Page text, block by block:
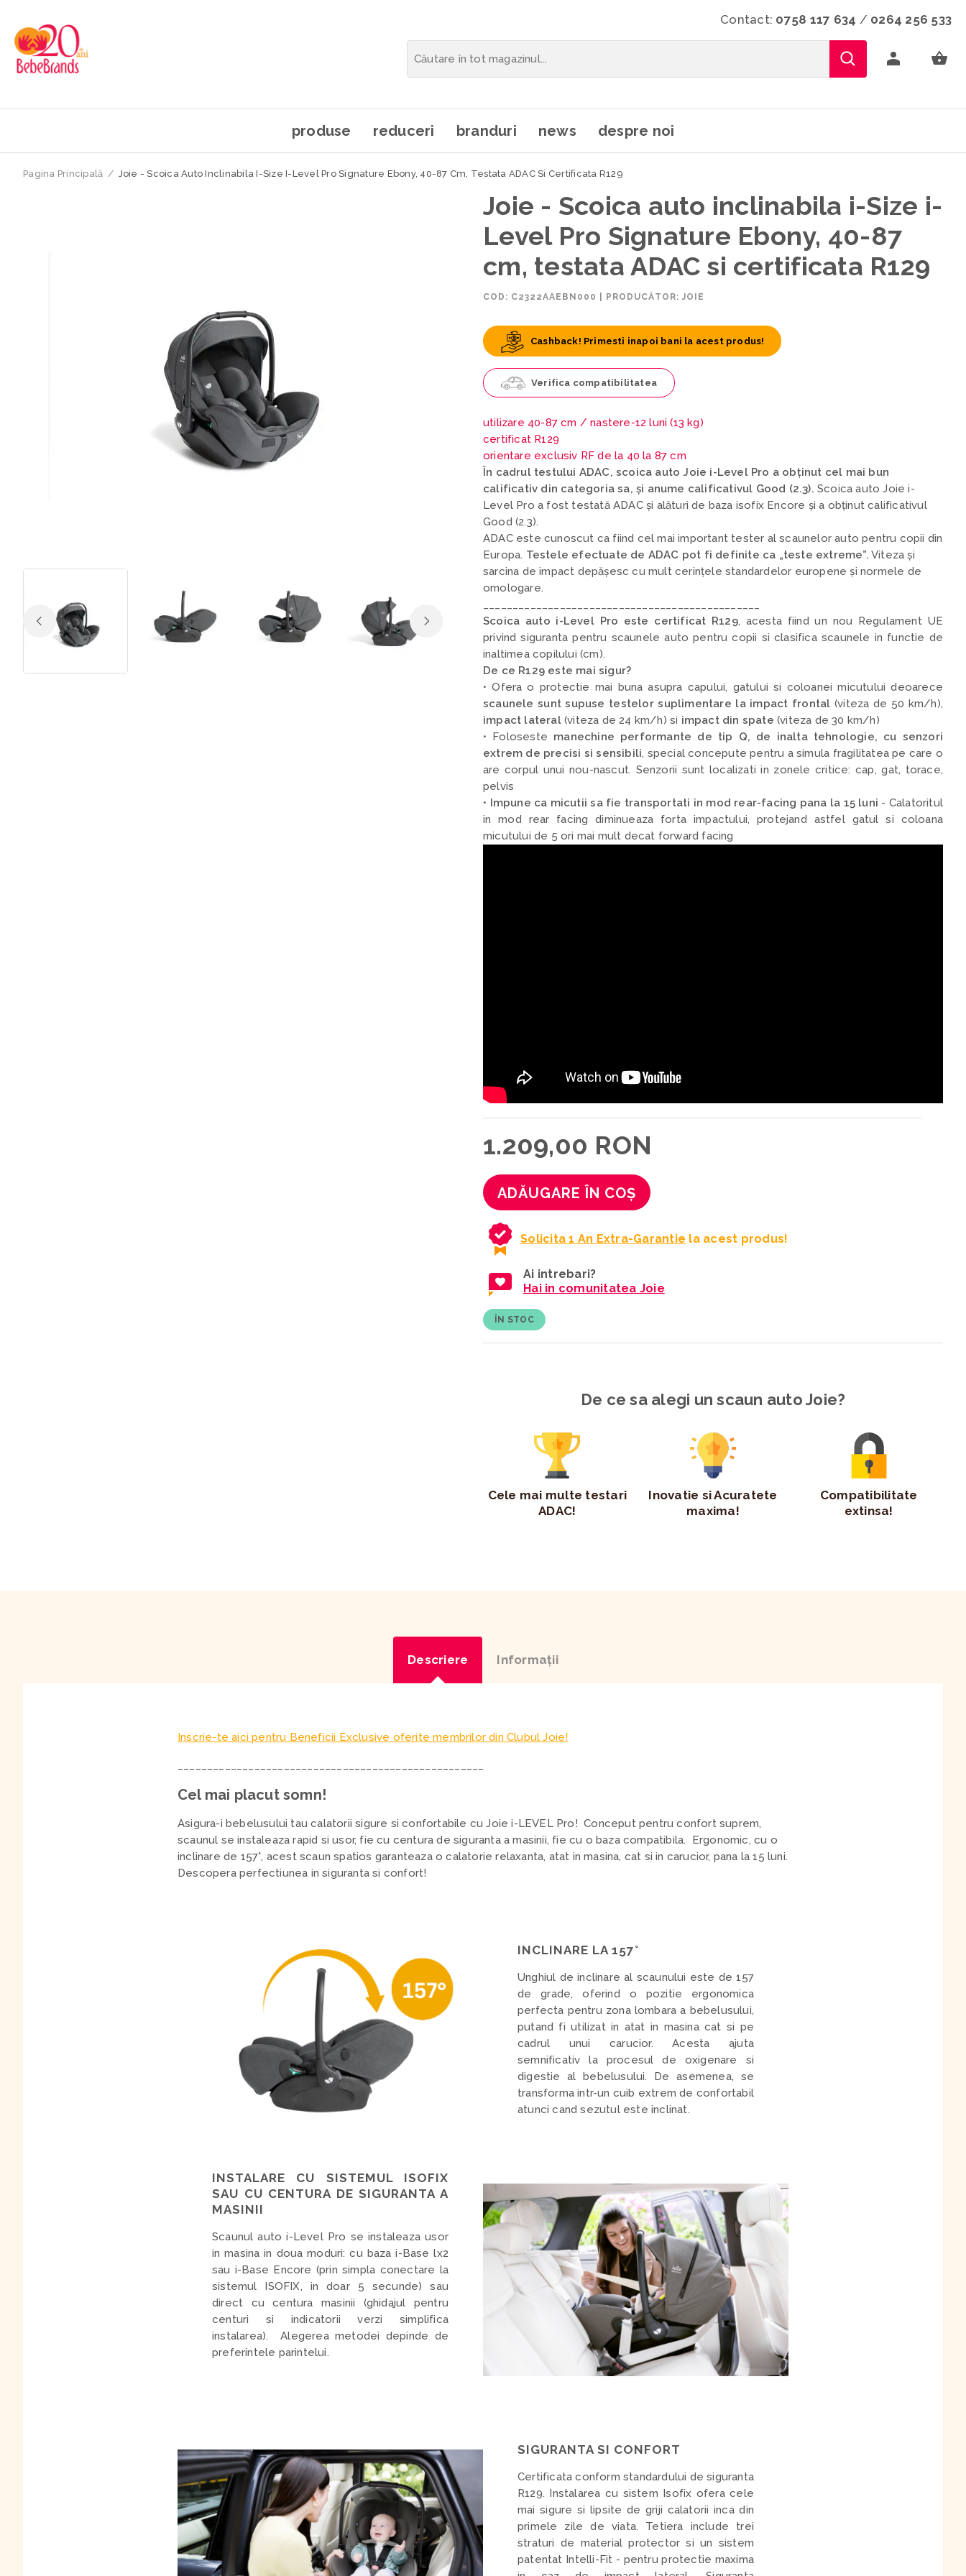
Contact: 0758 117 634 / 0264 256 533
produse reduceri branduri news despre noi
Pagina Principală / Joie - Scoica Auto Inclinabila I-Size I-Level Pro Signature Ebony, 40-87 Cm, Testata ADAC Si Certificata R129
Joie - Scoica auto inclinabila i-Size i-
Level Pro Signature Ebony, 40-87
cm, testata ADAC si certificata R129
COD: C2322AAEBN000 PRODUCĂTOR: JOIE
Cashback! Primesti inapoi bani la acest produs!
Verifica compatibilitatea
utilizare 40-87 cm /nastere-12 luni (13 kg)
certificat R129
orientare exclusiv RF de la 40 la 87 cm
În cadrul testului ADAC, scoica auto Joie i-Level Pro a obținut cel mai bun
calificativ din categoria sa, și anume calificativul Good (2.3). Scoica auto Joie i-
Level Pro a fost testată ADAC și alături de baza isofix Encore și a obținut calificativul
Good (2.3).
ADAC este cunoscut ca fiind cel mai important tester al scaunelor auto pentru copii din
Europa. Testele efectuate de ADAC pot fi definite ca „teste extreme”. Viteza și
sarcina de impact depășesc cu mult cerințele standardelor europene și normele de
omologare.
Scoica auto i-Level Pro este certificat R129, acesta fiind un nou Regulament UE
privind siguranta pentru scaunele auto pentru copii si clasifica scaunele in functie de
inaltimea copilului (cm).
De ce R129 este mai sigur?
• Ofera o protectie mai buna asupra capului, gatului si coloanei micutului deoarece
scaunele sunt supuse testelor suplimentare la impact frontal (viteza de 50 km/h),
impact lateral(viteza de 24 km/h) si impact din spate (viteza de 30 km/h)
• Foloseste manechine performante de tip Q, de inalta tehnologie, cu senzori
extrem de precisi si sensibili, special concepute pentru a simula fragilitatea pe care o
are corpul unui nou-nascut. Senzorii sunt localizati in zonele critice: cap, gat, torace,
pelvis
• Impune ca micutii sa fie transportati in mod rear-facing pana la 15 luni - Calatoritul
in mod rear facing diminueaza forta impactului, protejand astfel gatul si coloana
micutului de 5 ori mai mult decat forward facing
1.209,00 RON
ADĂUGARE ÎN COȘ
Solicita 1 An Extra-Garantie la acest produs!
Ai intrebari?
Hai in comunitatea Joie
ÎN STOC
De ce sa alegi un scaun auto Joie?
Cele mai multe testari
ADAC!
Inovatie si Acuratete
maxima!
Compatibilitate
extinsa!
Descriere Informaţii
Inscrie-te aici pentru Beneficii Exclusive oferite membrilor din Clubul Joie!
Cel mai placut somn!
Asigura-i bebelusului tau calatorii sigure si confortabile cu Joie i-LEVEL Pro! Conceput pentru confort suprem,
scaunul se instaleaza rapid si usor, fie cu centura de siguranta a masinii, fie cu o baza compatibila. Ergonomic, cu o
inclinare de 157°, acest scaun spatios garanteaza o calatorie relaxanta, atat in masina, cat si in carucior, pana la 15 luni.
Descopera perfectiunea in siguranta si confort!
INCLINARE LA 157°
Unghiul de inclinare al scaunului este de 157
de grade, oferind o pozitie ergonomica
perfecta pentru zona lombara a bebelusului,
putand fi utilizat in atat in masina cat si pe
cadrul unui carucior. Acesta ajuta
semnificativ la procesul de oxigenare si
digestie al bebelusului. De asemenea, se
transforma intr-un cuib extrem de confortabil
atunci cand sezutul este inclinat.
INSTALARE CU SISTEMUL ISOFIX
SAU CU CENTURA DE SIGURANTA A
MASINII
Scaunul auto i-Level Pro se instaleaza usor
in masina in doua moduri: cu baza i-Base lx2
sau i-Base Encore (prin simpla conectare la
sistemul ISOFIX, in doar 5 secunde) sau
direct cu centura masinii (ghidajul pentru
centuri si indicatorii verzi simplifica
instalarea). Alegerea metodei depinde de
preferintele parintelui.
SIGURANTA SI CONFORT
Certificata conform standardului de siguranta
R129. Instalarea cu sistem Isofix ofera cele
mai sigure si lipsite de griji calatorii inca din
primele zile de viata. Tetiera include trei
straturi de material protector si un sistem
patentat Intelli-Fit - pentru protectie maxima